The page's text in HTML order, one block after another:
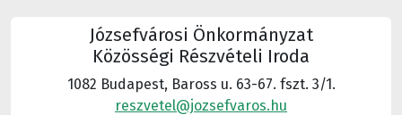
Józsefvárosi Önkormányzat
Közösségi Részvételi Iroda
1082 Budapest, Baross u. 63-67. fszt. 3/1.
reszvetel@jozsefvaros.hu